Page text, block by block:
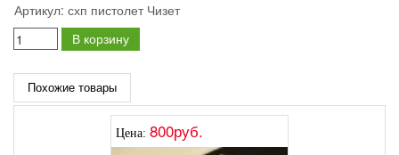
Артикул: схп пистолет Чизет
В корзину
Похожие товары
Цена: 800руб.